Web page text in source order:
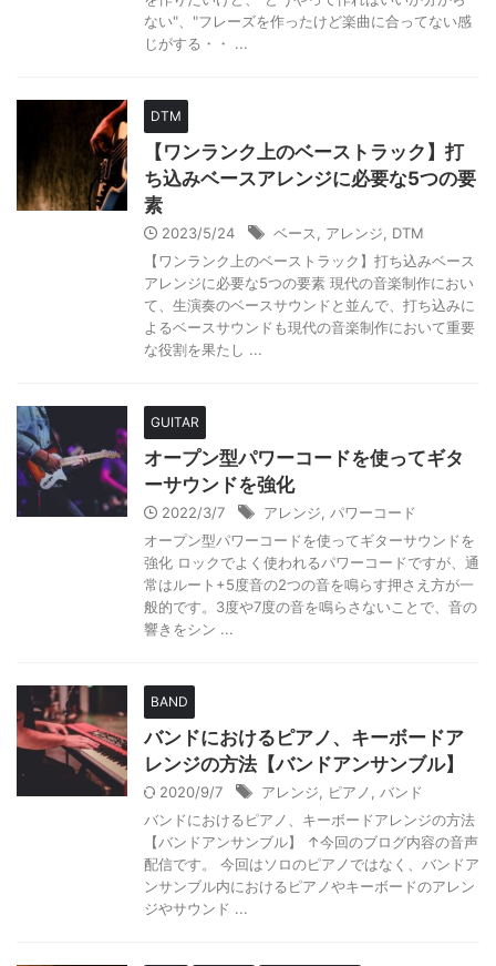
ない"、"フレーズを作ったけど楽曲に合ってない感
じがする・・ ...
DTM
【ワンランク上のベーストラック】打
ち込みベースアレンジに必要な5つの要
素
2023/5/24 ベース アレンジ
DTM
【ワンランク上のベーストラック】打ち込みベース
アレンジに必要な5つの要素 現代の音楽制作におい
て、生演奏のベースサウンドと並んで、打ち込みに
よるベースサウンドも現代の音楽制作において重要
な役割を果たし ...
GUITAR
オープン型パワーコードを使ってギタ
ーサウンドを強化
2022/3/7 アレンジ
パワーコード
オープン型パワーコードを使ってギターサウンドを
強化 ロックでよく使われるパワーコードですが、通
常はルート+5度音の2つの音を鳴らす押さえ方が一
般的です。3度や7度の音を鳴らさないことで、音の
響きをシン ...
BAND
バンドにおけるピアノ、キーボードア
レンジの方法【バンドアンサンブル】
2020/9/7 アレンジ ピアノ
バンド
バンドにおけるピアノ、キーボードアレンジの方法
【バンドアンサンブル】 ↑今回のブログ内容の音声
配信です。 今回はソロのピアノではなく、バンドア
ンサンブル内におけるピアノやキーボードのアレン
ジやサウンド ...